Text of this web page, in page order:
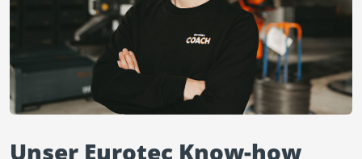
Unser Eurotec Know-how